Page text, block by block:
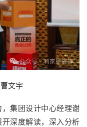
文宇
集团设计中心经理谢
深度解读，深入分析